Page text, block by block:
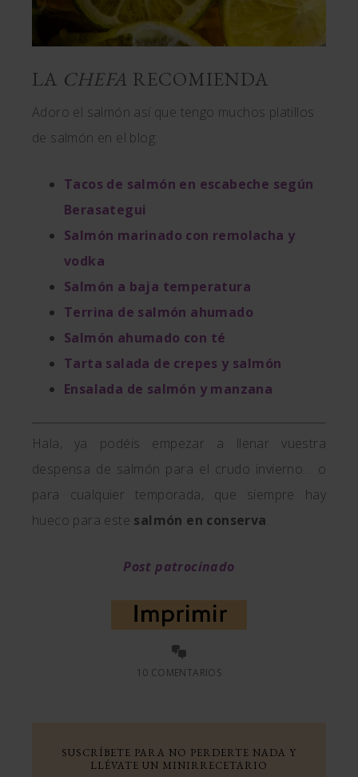
LA CHEFA RECOMIENDA
Adoro el salmón así que tengo muchos platillos
de salmón en el blog:
Tacos de salmón en escabeche según
Berasategui
Salmón marinado con remolacha y
vodka
Salmón a baja temperatura
Terrina de salmón ahumado
Salmón ahumado con té
Tarta salada de crepes y salmón
Ensalada de salmón y manzana
Hala, ya podéis empezar a llenar vuestra
despensa de salmón para el crudo invierno… o
para cualquier temporada, que siempre hay
hueco para este salmón en conserva.
Post patrocinado
10 COMENTARIOS
SUSCRÍBETE PARA NO PERDERTE NADA Y
LLÉVATE UN MINIRRECETARIO